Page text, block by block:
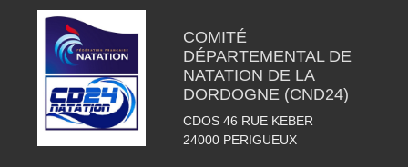
COMITÉ
DÉPARTEMENTAL DE
NATATION DE LA
DORDOGNE (CND24)
CDOS 46 RUE KEBER
24000 PERIGUEUX